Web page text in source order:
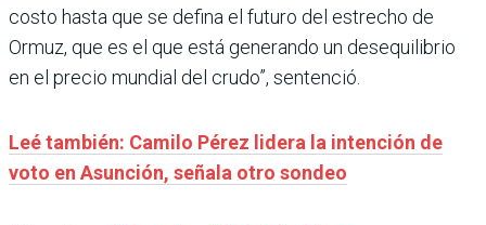
costo hasta que se defina el futuro del estrecho de
Ormuz, que es el que está generando un desequilibrio
en el precio mundial del crudo”, sentenció.
Leé también: Camilo Pérez lidera la intención de
voto en Asunción, señala otro sondeo